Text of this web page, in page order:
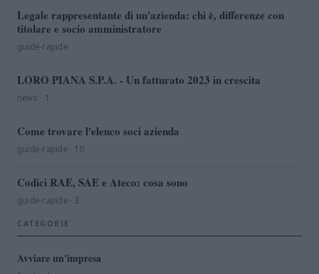
Legale rappresentante di un'azienda: chi è, differenze con
titolare e socio amministratore
guide-rapide
LORO PIANA S.P.A. - Un fatturato 2023 in crescita
news · 1
Come trovare l'elenco soci azienda
guide-rapide · 10
Codici RAE, SAE e Ateco: cosa sono
guide-rapide · 3
CATEGORIE
Avviare un'impresa